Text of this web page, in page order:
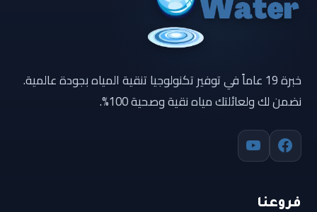
خبرة 19 عاماً في توفير تكنولوجيا تنقية المياه بجودة عالمية.
نضمن لك ولعائلتك مياه نقية وصحية 100%.
فروعنا